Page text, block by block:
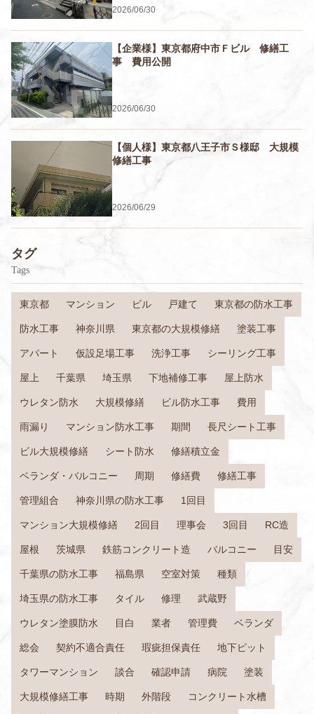
2026/06/30
【企業様】東京都府中市Ｆビル 修繕工
事 費用公開
2026/06/30
【個人様】東京都八王子市Ｓ様邸 大規模
修繕工事
2026/06/29
タグ
Tags
東京都 マンション ビル 戸建て 東京都の防水工事
防水工事 神奈川県 東京都の大規模修繕 塗装工事
アパート 仮設足場工事 洗浄工事 シーリング工事
屋上 千葉県 埼玉県 下地補修工事 屋上防水
ウレタン防水 大規模修繕 ビル防水工事 費用
雨漏り マンション防水工事 期間 長尺シート工事
ビル大規模修繕 シート防水 修繕積立金
ベランダ・バルコニー 周期 修繕費 修繕工事
管理組合 神奈川県の防水工事 1回目
マンション大規模修繕 2回目 理事会 3回目 RC造
屋根 茨城県 鉄筋コンクリート造 バルコニー 目安
千葉県の防水工事 福島県 空室対策 種類
埼玉県の防水工事 タイル 修理 武蔵野
ウレタン塗膜防水 目白 業者 管理費 ベランダ
総会 契約不適合責任 瑕疵担保責任 地下ピット
タワーマンション 談合 確認申請 病院 塗装
大規模修繕工事 時期 外階段 コンクリート水槽